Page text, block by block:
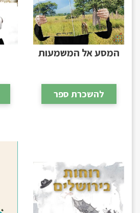
המסע אל המשמעות
להשכרת ספר